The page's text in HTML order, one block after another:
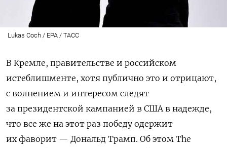
Lukas Coch / EPA / ТАСС
В Кремле, правительстве и российском
истеблишменте, хотя публично это и отрицают,
с волнением и интересом следят
за президентской кампанией в США в надежде,
что все же на этот раз победу одержит
их фаворит — Дональд Трамп. Об этом The